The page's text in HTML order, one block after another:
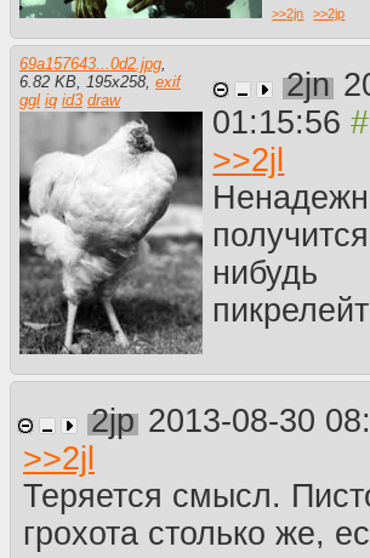
>>2jn >>2jp
69a157643...0d2.jpg
6.82 KB
195x258 exif
ggl iq id3 draw 2jn
01:15:56
>>2jl
нибудь
2jp 2013-08-30
>>2jl
Теряется смысл.
грохота столько же,